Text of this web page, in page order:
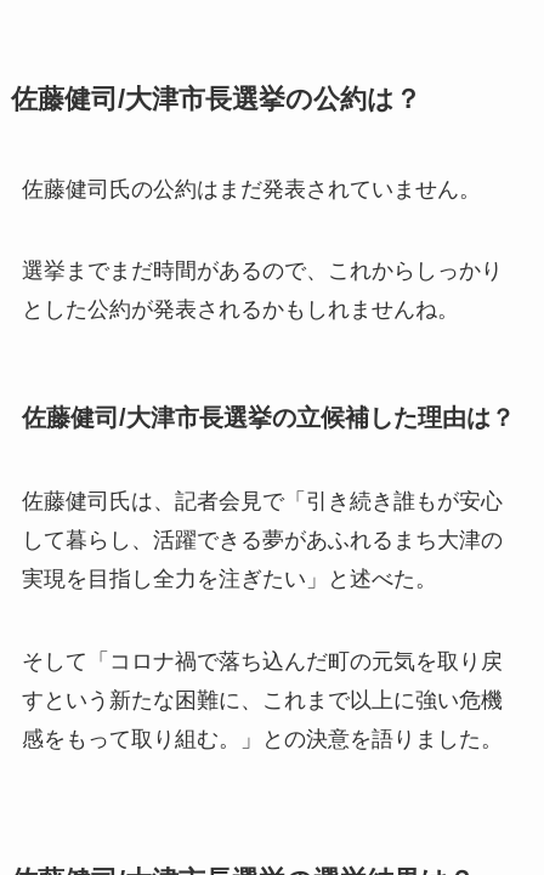
佐藤健司/大津市長選挙の公約は？
佐藤健司氏の公約は まだ発表されていません。
選挙までまだ時間があるので、これからしっかり
とした公約が発表されるかもしれませんね。
佐藤健司/大津市長選挙の立候補した理由は？
佐藤健司氏は、記者会見で「 引き続き誰もが安心
して暮らし、活躍できる夢があふれるまち大津の
実現を目指し全力を注ぎたい 」と述べた。
そして「 コロナ禍で落ち込んだ町の元気を取り戻
すという新たな困難に、これまで以上に強い危機
感をもって取り組む。
」との決意を語りました。